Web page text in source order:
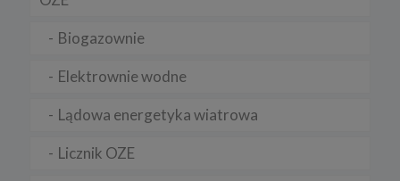
Biogazownie
Elektrownie wodne
Lądowa energetyka wiatrowa
Licznik OZE
Pamiętaj, że zmiana ustawienia plików cookies i podobnych
serwisu.
zamieszczenie w serwisie jej nowej wersji.